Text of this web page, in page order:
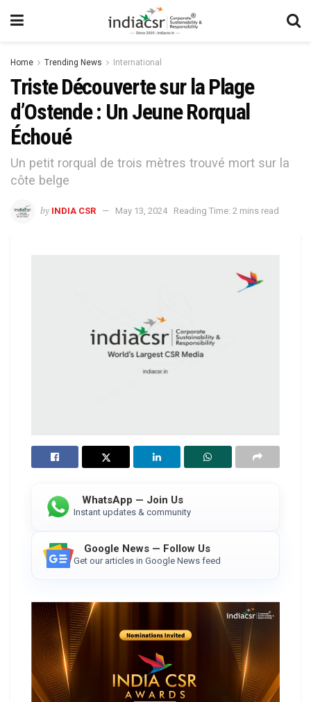
Home Trending News International
Triste Découverte sur la Plage
d’Ostende : Un Jeune Rorqual
Échoué
Un petit rorqual de trois mètres trouvé mort sur la
côte belge
by INDIA CSR May 13, 2024 Reading Time: 2 mins read
WhatsApp — Join Us
Instant updates & community
Google News — Follow Us
Get our articles in Google News feed